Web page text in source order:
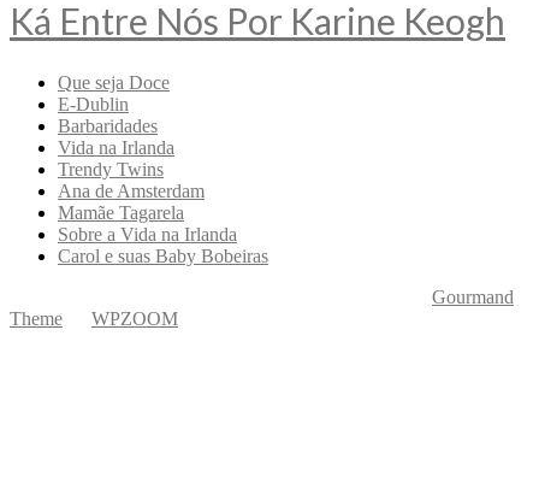
Ká Entre Nós Por Karine Keogh
Que seja Doce
E-Dublin
Barbaridades
Vida na Irlanda
Trendy Twins
Ana de Amsterdam
Mamãe Tagarela
Sobre a Vida na Irlanda
Carol e suas Baby Bobeiras
Gourmand
Theme
WPZOOM